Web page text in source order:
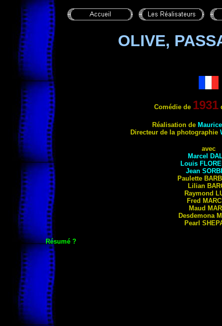
OLIVE,
Comédie de 1931
Réalisation de
Directeur de la photographie
avec
Marcel
Louis
Jean
Paulette
Lilian
Raymond
Fred
Maud
Desdemona
Pearl
Résumé ?